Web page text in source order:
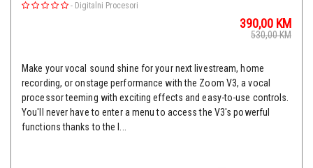
- Digitalni Procesori
390,00 KM
530,00KM
Make your vocal sound shine for your next livestream, home
recording, or onstage performance with the Zoom V3, a vocal
processor teeming with exciting effects and easy-to-use controls.
You'll never have to enter a menu to access the V3's powerful
functions thanks to the l...